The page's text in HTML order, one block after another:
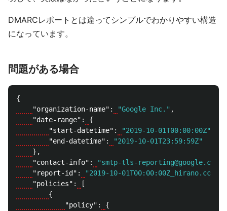
DMARCレポートとは違ってシンプルでわかりやすい構造
になっています。
問題がある場合
{
"organization-name" : "Google Inc." ,
"date-range" :
{
"start-datetime" : "2019-10-01T00:00:00Z"
"end-datetime" :
"2019-10-01T23:59:59Z"
},
"contact-info" : "smtp-tls-reporting@google.com"
"report-id" : "2019-10-01T00:00:00Z_hirano.cc"
"policies" :
[
{
"policy" :
{